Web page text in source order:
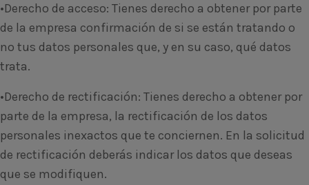
•Derecho de acceso: Tienes derecho a obtener por parte
de la empresa confirmación de si se están tratando o
no tus datos personales que, y en su caso, qué datos
trata.
•Derecho de rectificación: Tienes derecho a obtener por
parte de la empresa, la rectificación de los datos
personales inexactos que te conciernen. En la solicitud
de rectificación deberás indicar los datos que deseas
que se modifiquen.